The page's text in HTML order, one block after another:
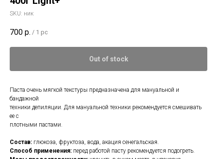
SKU: ник
700 р. / 1 pc
Out of stock
Паста очень мягкой текстуры предназначена для мануальной и
бандажной
техники депиляции. Для мануальной техники рекомендуется смешивать
ее с
плотными пастами.
Состав: глюкоза, фруктоза, вода, акация сенегальская.
Способ применения: перед работой пасту рекомендуется подогреть.